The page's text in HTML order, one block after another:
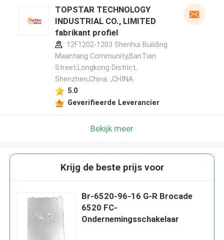
TOPSTAR TECHNOLOGY
INDUSTRIAL CO., LIMITED
fabrikant profiel
12F1202-1203 Shenhui Building
Maantang Community,BanTian
Street,Longkong District,
Shenzhen,China. ,CHINA
5.0
Geverifieerde Leverancier
Bekijk meer
Krijg de beste prijs voor
Br-6520-96-16 G-R Brocade
6520 FC-
Ondernemingsschakelaar